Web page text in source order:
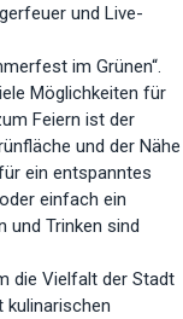
und Live-
im Grünen“.
Möglichkeiten für
Feiern ist der
und der Nähe
ein entspanntes
einfach ein
und Trinken sind
die Vielfalt der Stadt
kulinarischen